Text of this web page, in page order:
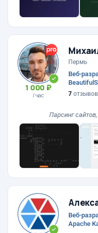
1 000 ₽
/ час
Пермь
Веб-
7 отзывов
Парсинг
Веб-
Apache